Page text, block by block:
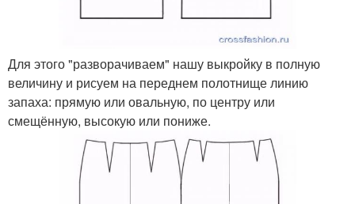
Для этого "разворачиваем" нашу выкройку в полную
величину и рисуем на переднем полотнище линию
запаха: прямую или овальную, по центру или
смещённую, высокую или пониже.